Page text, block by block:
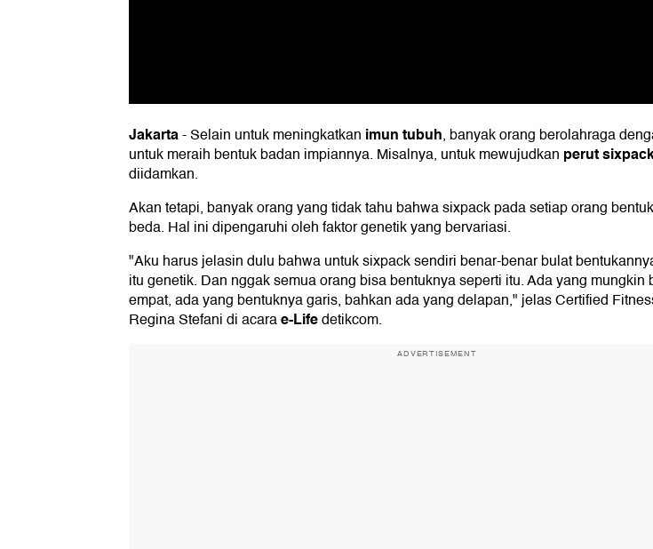
Jakarta-Selain untuk meningkatkan imun tubuh, banyak orang berolahraga
untuk meraih bentuk badan impiannya. Misalnya, untuk mewujudkan perut
diidamkan.
Akan tetapi, banyak orang yang tidak tahu bahwa sixpack pada setiap orang
beda. Hal ini dipengaruhi oleh faktor genetik yang bervariasi.
"Aku harus jelasin dulu bahwa untuk sixpack sendiri benar-benar bulat
itu genetik. Dan nggak semua orang bisa bentuknya seperti itu. Ada yang mungkin
empat, ada yang bentuknya garis, bahkan ada yang delapan," jelas Certified
Regina Stefani di acarae-Lifedetikcom.
ADVERTISEMENT